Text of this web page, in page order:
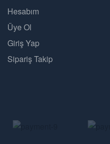
Hesabım
Üye Ol
Giriş Yap
Sipariş Takip